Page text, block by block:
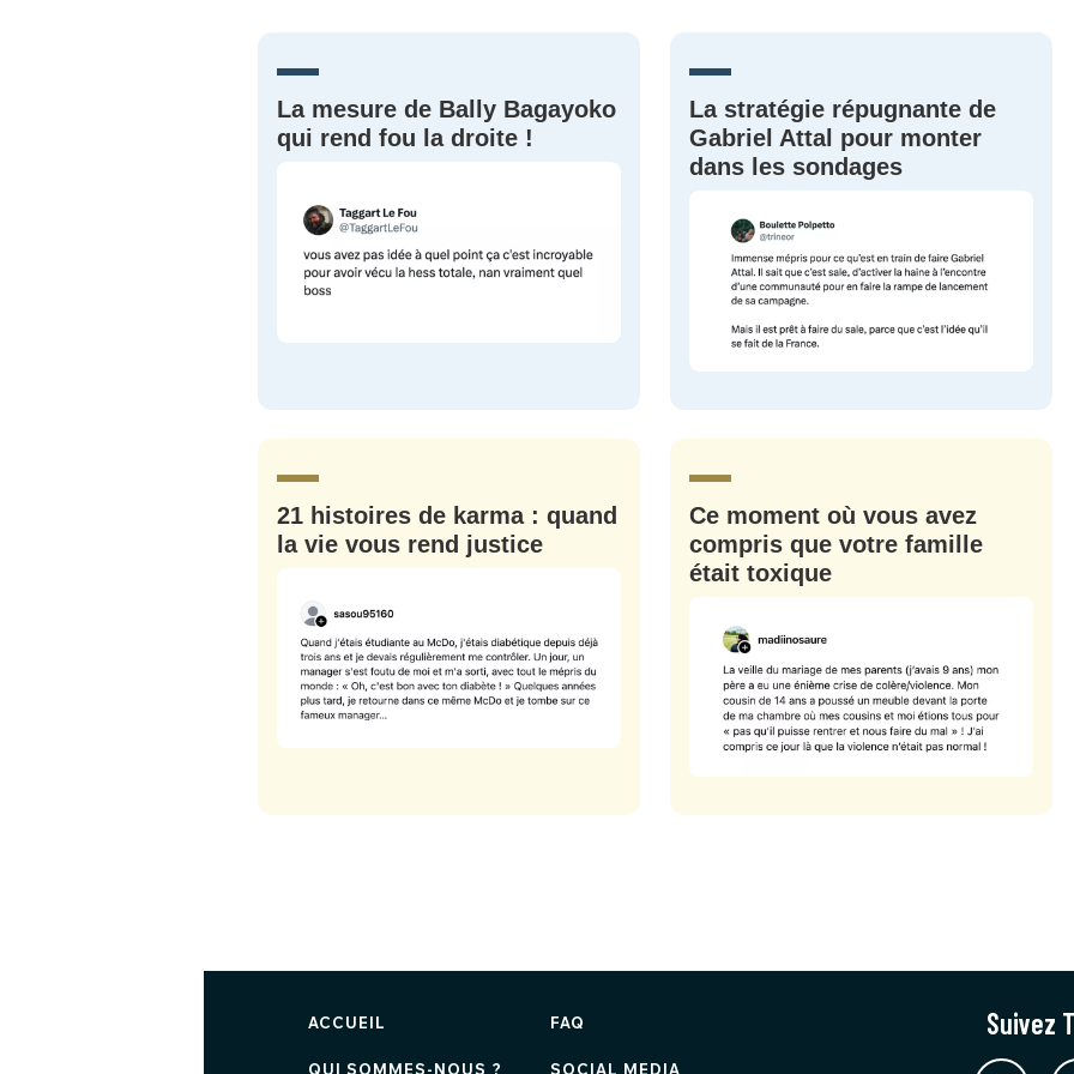
La mesure de Bally Bagayoko
qui rend fou la droite !
La stratégie répugnante de
Gabriel Attal pour monter
dans les sondages
21 histoires de karma : quand
la vie vous rend justice
Ce moment où vous avez
compris que votre famille
était toxique
ACCUEIL
QUI SOMMES-NOUS ?
FAQ
SOCIAL MEDIA
Suivez
PASSWORD *
tweets
Ma propre
sélection
ME CONNECTER